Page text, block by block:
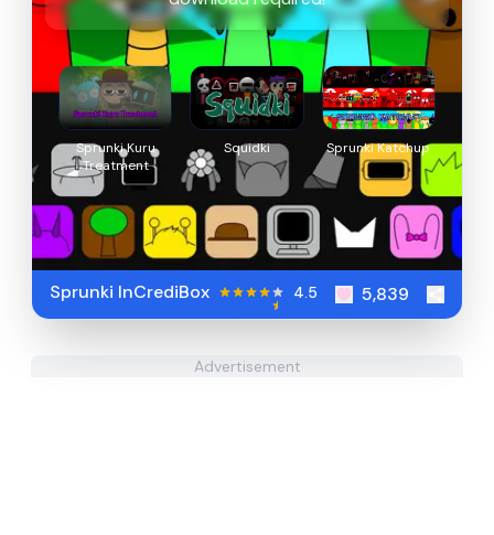
Sprunki Kuru
Treatment
Squidki Sprunki Katchup
Sprunki InCrediBox 4.5 5,839
Advertisement